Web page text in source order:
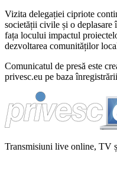
Vizita delegației cipriote
societății civile și o deplasare
fața locului impactul
dezvoltarea comunităților
Comunicatul de presă este
privesc.eu pe baza
Transmisiuni live online, TV